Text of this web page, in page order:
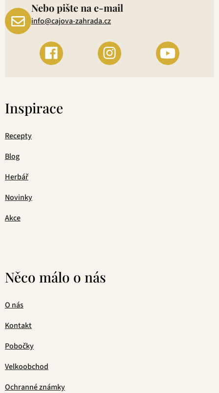
Nebo pište na e-mail
info@cajova-zahrada.cz
Inspirace
Recepty
Blog
Herbář
Novinky
Akce
Něco málo o nás
O nás
Kontakt
Pobočky
Velkoobchod
Ochranné známky